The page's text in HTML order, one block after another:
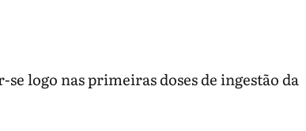
logo nas primeiras doses de ingestão da